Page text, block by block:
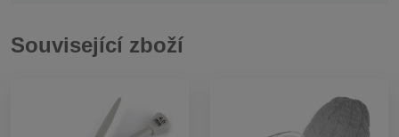
Související zboží